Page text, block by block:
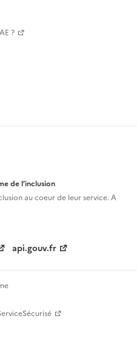
?
de l’inclusion
aucoeur de leur service. A
api.gouv.fr